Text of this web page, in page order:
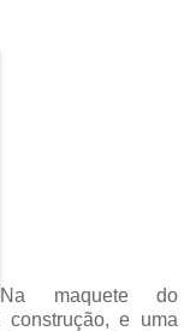
Na maquete do
e uma